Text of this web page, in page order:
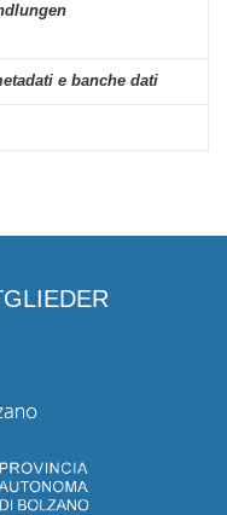
e banche dati